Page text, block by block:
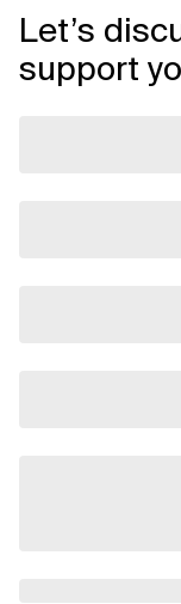
Let’s
support